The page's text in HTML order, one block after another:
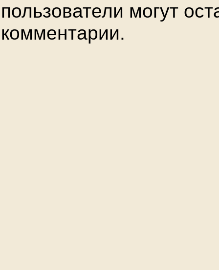
пользователи могут
комментарии.